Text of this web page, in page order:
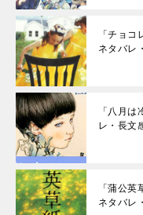
「チョ
ネタバレ
「八月
レ・長文
「蒲公
ネタバレ